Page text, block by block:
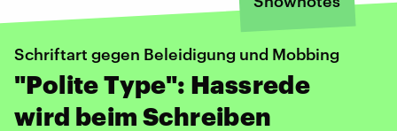
Schriftart gegen Beleidigung und Mobbing
"Polite Type": Hassrede
wird beim Schreiben